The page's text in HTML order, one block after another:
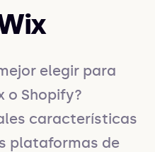
elegir para
o Shopify?
características
plataformas de